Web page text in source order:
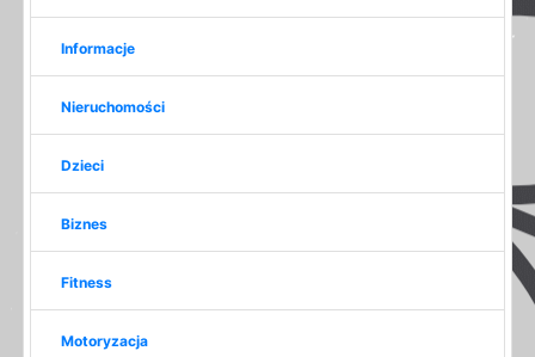
Informacje
Nieruchomości
Dzieci
Biznes
Fitness
Motoryzacja